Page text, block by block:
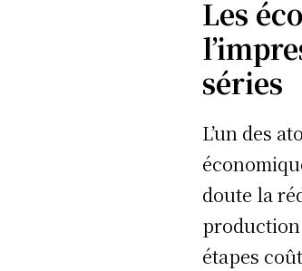
Les
séries
L’un des
doute la
étapes